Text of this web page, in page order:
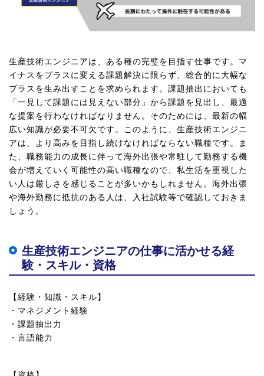
生産技術エンジニアは、ある種の完璧を目指す仕事です。マ
イナスをプラスに変える課題解決に限らず、総合的に大幅な
プラスを生み出すことを求められます。課題抽出においても
「一見して課題には見えない部分」から課題を見出し、最適
な提案を行わなければなりません。そのためには、最新の幅
広い知識が必要不可欠です。このように、生産技術エンジニ
アは、より高みを目指し続けなければならない職種です。ま
た、職務能力の成長に伴って海外出張や常駐して勤務する機
会が増えていく可能性の高い職種なので、私生活を重視した
い人は厳しさを感じることが多いかもしれません。海外出張
や海外勤務に抵抗のある人は、入社試験等で確認しておきま
しょう。
生産技術エンジニアの仕事に活かせる経
験・スキル・資格
【経験・知識・スキル】
・マネジメント経験
・課題抽出力
・言語能力